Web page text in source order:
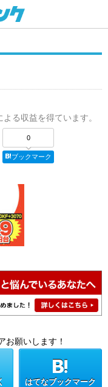
る収益を得ています。
0
ブックマーク
お願いします！
はてなブックマーク